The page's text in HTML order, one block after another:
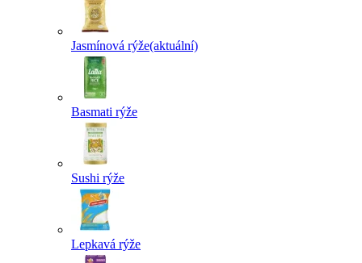
Jasmínová rýže(aktuální)
Basmati rýže
Sushi rýže
Lepkavá rýže